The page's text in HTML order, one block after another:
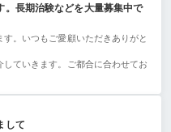
。長期治験などを大量募集中で
。いつもご愛顧いただきありがと
ていきます。ご都合に合わせてお
して